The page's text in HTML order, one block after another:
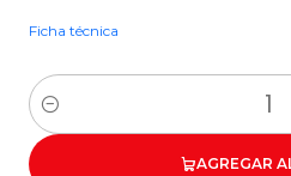
Ficha técnica
Cantidad
AGREGAR